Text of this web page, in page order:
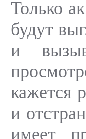
Только
будут
и
кажется
и
имеет